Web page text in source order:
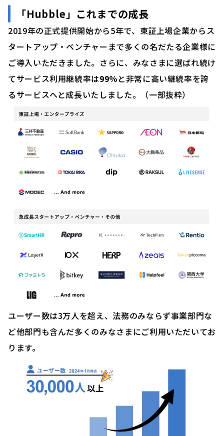
「Hubble」これまでの成長
2019年の正式提供開始から5年で、東証上場企業からス
タートアップ・ベンチャーまで多くの名だたる企業様に
ご導入いただきました。さらに、みなさまに選ばれ続け
てサービス利用継続率は99％と非常に高い継続率を誇
るサービスへと成長いたしました。（一部抜粋）
ユーザー数は3万人を超え、法務のみならず事業部門な
ど他部門も含んだ多くのみなさまにご利用いただいてお
ります。